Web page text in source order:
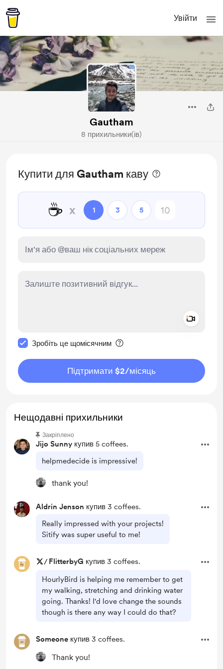
Увійти
Gautham
8 прихильники(ів)
Купити для Gautham каву
☕ x 1 3 5
Зробіть це щомісячним
Підтримати $2/місяць
Нещодавні прихильники
Jijo Sunny купив 5 coffees.
helpmedecide is impressive!
Закріплено
thank you!
Aldrin Jenson купив 3 coffees.
Really impressed with your projects!
Sitify was super useful to me!
/ FlitterbyG купив 3 coffees.
HourlyBird is helping me remember to get
my walking, stretching and drinking water
going. Thanks! I'd love change the sounds
though is there any way I could do that?
Someone купив 3 coffees.
Thank you!